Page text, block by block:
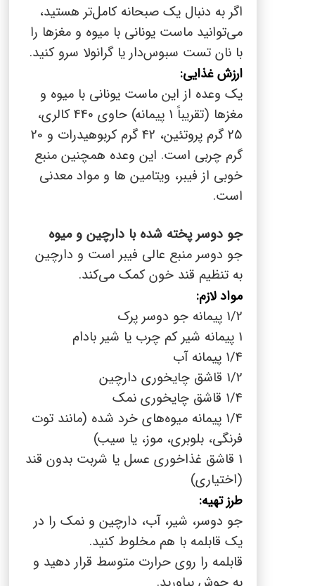
اگر به دنبال یک صبحانه کامل‌تر هستید،
می‌توانید ماست یونانی با میوه و مغزها را
با نان تست سبوس‌دار یا گرانولا سرو کنید.
ارزش غذایی:
یک وعده از این ماست یونانی با میوه و
مغزها (تقریباً 1 پیمانه) حاوی 440 کالری،
25 گرم پروتئین، 42 گرم کربوهیدرات و 20
گرم چربی است. این وعده همچنین منبع
خوبی از فیبر، ویتامین ها و مواد معدنی
است.
جو دوسر پخته شده با دارچین و میوه
جو دوسر منبع عالی فیبر است و دارچین
به تنظیم قند خون کمک می‌کند.
مواد لازم:
1/2 پیمانه جو دوسر پرک
1 پیمانه شیر کم چرب یا شیر بادام
1/4 پیمانه آب
1/2 قاشق چایخوری دارچین
1/4 قاشق چایخوری نمک
1/4 پیمانه میوه‌های خرد شده (مانند توت
فرنگی، بلوبری، موز، یا سیب)
1 قاشق غذاخوری عسل یا شربت بدون قند
(اختیاری)
طرز تهیه:
جو دوسر، شیر، آب، دارچین و نمک را در
یک قابلمه با هم مخلوط کنید.
قابلمه را روی حرارت متوسط قرار دهید و